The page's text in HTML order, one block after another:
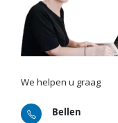
We helpen u graag
Bellen